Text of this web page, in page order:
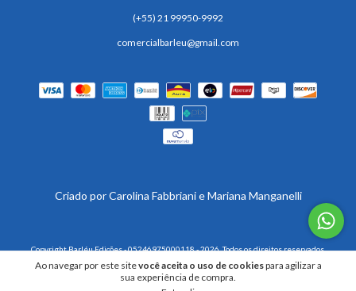
Ao navegar por este sitevocê aceita o uso de cookiespara agilizar a
sua experiência de compra.
(+55) 21 99950-9992
comercialbarleu@gmail.com
Copyright Barléu Edições - 05246975000118 - 2026. Todos os direitos reservados.